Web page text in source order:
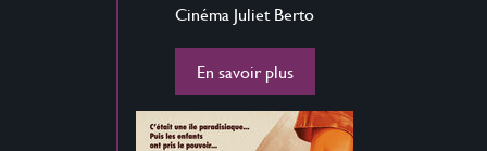
Cinéma Juliet Berto
En savoir plus